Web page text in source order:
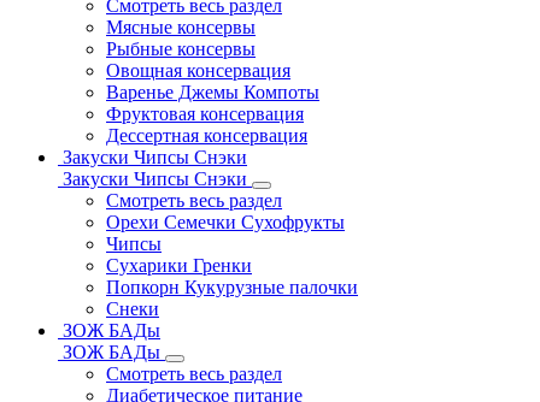
Смотреть весь раздел
Мясные консервы
Рыбные консервы
Овощная консервация
Варенье Джемы Компоты
Фруктовая консервация
Дессертная консервация
Закуски Чипсы Снэки
Закуски Чипсы Снэки
Смотреть весь раздел
Орехи Семечки Сухофрукты
Чипсы
Сухарики Гренки
Попкорн Кукурузные палочки
Снеки
ЗОЖ БАДы
ЗОЖ БАДы
Смотреть весь раздел
Диабетическое питание